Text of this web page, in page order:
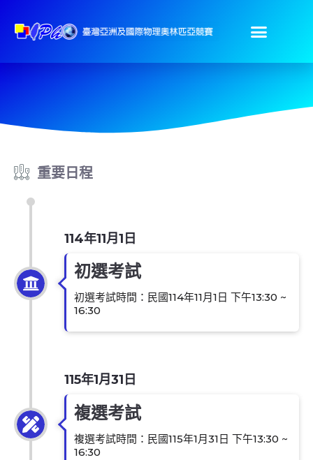
重要日程
114年11月1日
初選考試
初選考試時間：民國114年11月1日 下午13:30 ~
16:30
115年1月31日
複選考試
複選考試時間：民國115年1月31日 下午13:30 ~
16:30